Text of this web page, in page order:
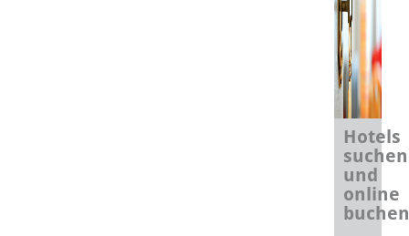
Hotels
suchen
und
online
buchen